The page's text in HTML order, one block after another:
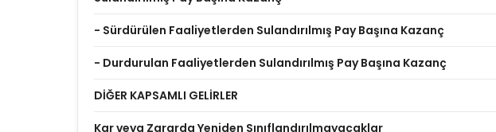
- Sürdürülen Faaliyetlerden Sulandırılmış Pay Başına Kazanç
- Durdurulan Faaliyetlerden Sulandırılmış Pay Başına Kazanç
DİĞER KAPSAMLI GELİRLER
Kar veya Zararda Yeniden Sınıflandırılmayacaklar